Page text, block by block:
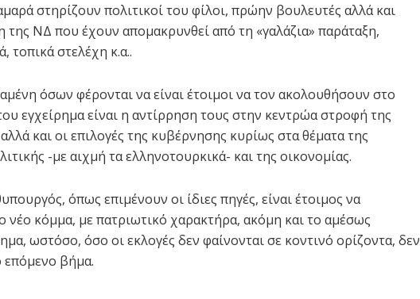
στηρίζουν πολιτικοί του φίλοι, πρώην βουλευτές αλλά και
της ΝΔ που έχουν απομακρυνθεί από τη «γαλάζια» παράταξη,
τοπικά στελέχη κ.α..
όσων φέρονται να είναι έτοιμοι να τον ακολουθήσουν στο
εγχείρημα είναι η αντίρρηση τους στην κεντρώα στροφή της
και οι επιλογές της κυβέρνησης κυρίως στα θέματα της
-με αιχμή τα ελληνοτουρκικά- και της οικονομίας.
όπως επιμένουν οι ίδιες πηγές, είναι έτοιμος να
νέο κόμμα, με πατριωτικό χαρακτήρα, ακόμη και το αμέσως
ωστόσο, όσο οι εκλογές δεν φαίνονται σε κοντινό ορίζοντα, δεν
επόμενο βήμα.